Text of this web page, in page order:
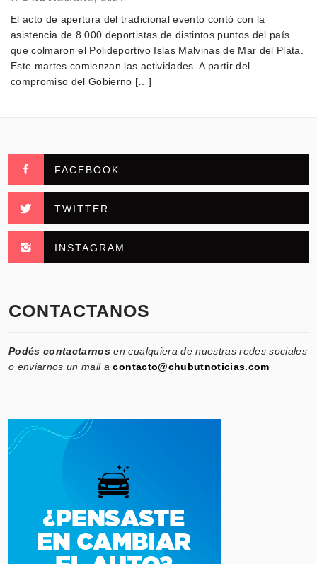
El acto de apertura del tradicional evento contó con la
asistencia de 8.000 deportistas de distintos puntos del país
que colmaron el Polideportivo Islas Malvinas de Mar del Plata.
Este martes comienzan las actividades. A partir del
compromiso del Gobierno […]
FACEBOOK
TWITTER
INSTAGRAM
CONTACTANOS
Podés contactarnos en cualquiera de nuestras redes sociales
o enviarnos un mail acontacto@chubutnoticias.com